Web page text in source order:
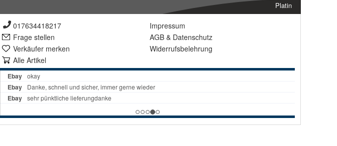
Platin
017634418217
Frage stellen
Verkäufer merken
Alle Artikel
Impressum
AGB & Datenschutz
Widerrufsbelehrung